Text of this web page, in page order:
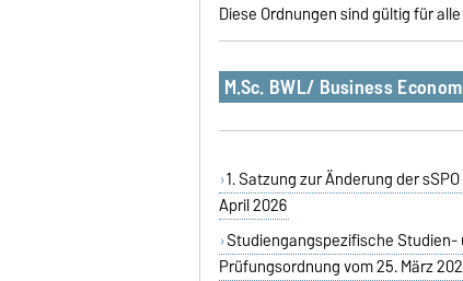
Diese Ordnungen sind gültig für
M.Sc. BWL/ Business
1. Satzung zur Änderung der sSPO
April 2026
Studiengangspezifische Studien-
Prüfungsordnung vom 25. März